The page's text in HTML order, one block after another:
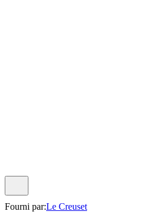
Fourni par:Le Creuset